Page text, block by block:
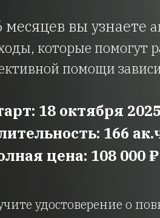
месяцев вы узнаете
которые помогут
помощи
18 октября
166
цена: 108 000 ₽
удостоверение о